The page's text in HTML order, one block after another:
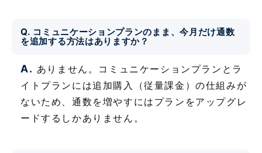
Q. コミュニケーションプランのまま、今月だけ通数
を追加する方法はありますか？
A. ありません。コミュニケーションプランとラ
イトプランには追加購入（従量課金）の仕組みが
ないため、通数を増やすにはプランをアップグレ
ードするしかありません。